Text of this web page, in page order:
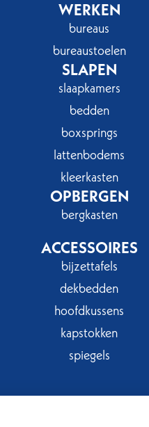
WERKEN
bureaus
bureaustoelen
SLAPEN
slaapkamers
bedden
boxsprings
lattenbodems
kleerkasten
OPBERGEN
bergkasten
ACCESSOIRES
bijzettafels
dekbedden
hoofdkussens
kapstokken
spiegels